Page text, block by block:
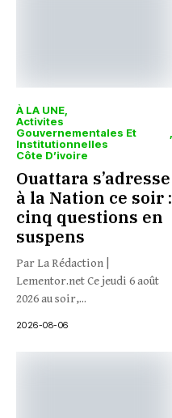
À LA UNE
Activites
Gouvernementales Et
Institutionnelles
Côte D’ivoire
Ouattara s’adresse
à la Nation ce soir :
cinq questions en
suspens
Par La Rédaction |
Lementor.net Ce jeudi 6 août
2026 au soir,...
2026-08-06